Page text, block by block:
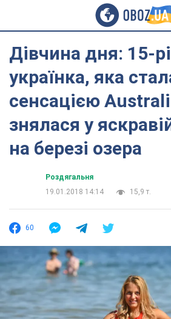
Дівчина дня: 15-
українка, яка
сенсацією
знялася у
на березі озера
Роздягальня
19.01.2018 14:14
15,9 т.
60